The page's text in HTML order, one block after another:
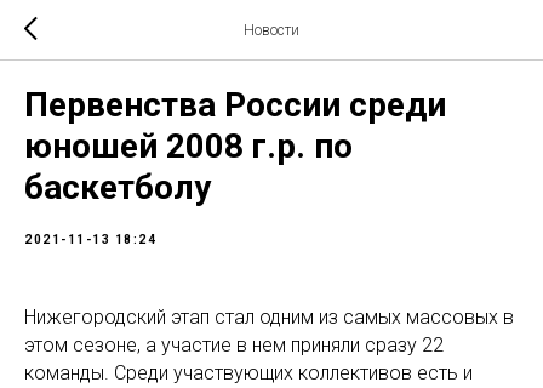
Новости
Первенства России среди
юношей 2008 г.р. по
баскетболу
2021-11-13 18:24
Нижегородский этап стал одним из самых массовых в
этом сезоне, а участие в нем приняли сразу 22
команды. Среди участвующих коллективов есть и